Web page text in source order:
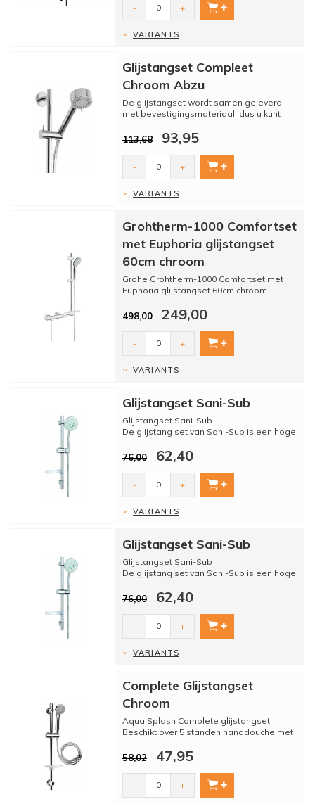
- +
VARIANTS
Glijstangset Compleet
Chroom Abzu
De glijstangset wordt samen geleverd
met bevestigingsmateriaal, dus u kunt
113,68 93,95
- +
VARIANTS
Grohtherm-1000 Comfortset
met Euphoria glijstangset
60cm chroom
Grohe Grohtherm-1000 Comfortset met
Euphoria glijstangset 60cm chroom
Deze kwaliteit douche set pas...
498,00 249,00
- +
VARIANTS
Glijstangset Sani-Sub
Glijstangset Sani-Sub
De glijstang set van Sani-Sub is een hoge
76,00 62,40
- +
VARIANTS
Glijstangset Sani-Sub
Glijstangset Sani-Sub
De glijstang set van Sani-Sub is een hoge
76,00 62,40
- +
VARIANTS
Complete Glijstangset
Chroom
Aqua Splash Complete glijstangset.
Beschikt over 5 standen handdouche met
58,02 47,95
- +